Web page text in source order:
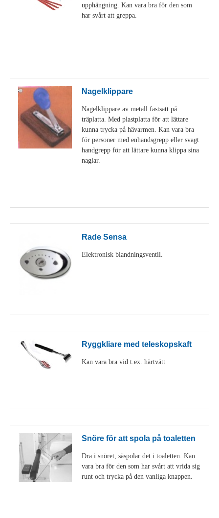
upphängning. Kan vara bra för den som
har svårt att greppa.
Nagelklippare
Nagelklippare av metall fastsatt på
träplatta. Med plastplatta för att lättare
kunna trycka på hävarmen. Kan vara bra
för personer med enhandsgrepp eller svagt
handgrepp för att lättare kunna klippa sina
naglar.
Rade Sensa
Elektronisk blandningsventil.
Ryggkliare med teleskopskaft
Kan vara bra vid t.ex. hårtvätt
Snöre för att spola på toaletten
Dra i snöret, såspolar det i toaletten. Kan
vara bra för den som har svårt att vrida sig
runt och trycka på den vanliga knappen.